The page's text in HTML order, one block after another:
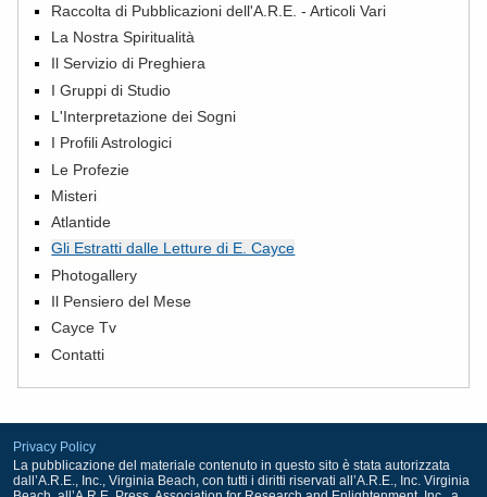
Raccolta di Pubblicazioni dell'A.R.E. - Articoli Vari
La Nostra Spiritualità
Il Servizio di Preghiera
I Gruppi di Studio
L'Interpretazione dei Sogni
I Profili Astrologici
Le Profezie
Misteri
Atlantide
Gli Estratti dalle Letture di E. Cayce
Photogallery
Il Pensiero del Mese
Cayce Tv
Contatti
Privacy Policy
La pubblicazione del materiale contenuto in questo sito è stata autorizzata
dall’A.R.E., Inc., Virginia Beach, con tutti i diritti riservati all’A.R.E., Inc. Virginia